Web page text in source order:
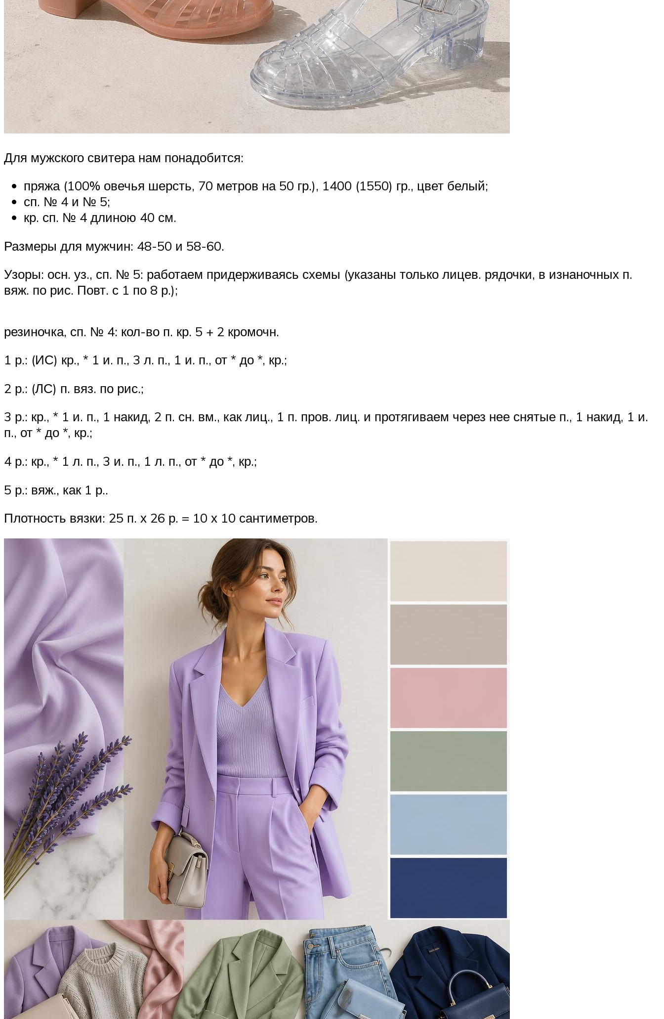
Для мужского свитера нам понадобится:
пряжа (100% овечья шерсть, 70 метров на 50 гр.), 1400 (1550) гр., цвет белый;
сп. № 4 и № 5;
кр. сп. № 4 длиною 40 см.
Размеры для мужчин: 48-50 и 58-60.
Узоры: осн. уз., сп. № 5: работаем придерживаясь схемы (указаны только лицев. рядочки, в изнаночных п.
вяж. по рис. Повт. с 1 по 8 р.);
резиночка, сп. № 4: кол-во п. кр. 5 + 2 кромочн.
1 р.: (ИС) кр., * 1 и. п., 3 л. п., 1 и. п., от * до *, кр.;
2 р.: (ЛС) п. вяз. по рис.;
3 р.: кр., * 1 и. п., 1 накид, 2 п. сн. вм., как лиц., 1 п. пров. лиц. и протягиваем через нее снятые п., 1 накид, 1 и.
п., от * до *, кр.;
4 р.: кр., * 1 л. п., 3 и. п., 1 л. п., от * до *, кр.;
5 р.: вяж., как 1 р..
Плотность вязки: 25 п. х 26 р. = 10 х 10 сантиметров.